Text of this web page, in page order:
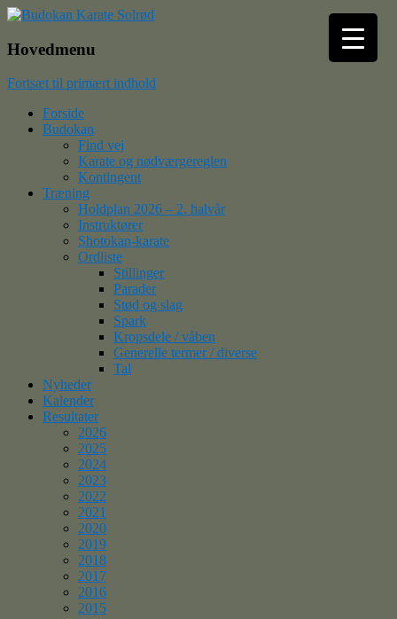
Budokan Karate Solrød
Hovedmenu
Fortsæt til primært indhold
Forside
Budokan
Find vej
Karate og nødværgereglen
Kontingent
Træning
Holdplan 2026 – 2. halvår
Instruktører
Shotokan-karate
Ordliste
Stillinger
Parader
Stød og slag
Spark
Kropsdele / våben
Generelle termer / diverse
Tal
Nyheder
Kalender
Resultater
2026
2025
2024
2023
2022
2021
2020
2019
2018
2017
2016
2015